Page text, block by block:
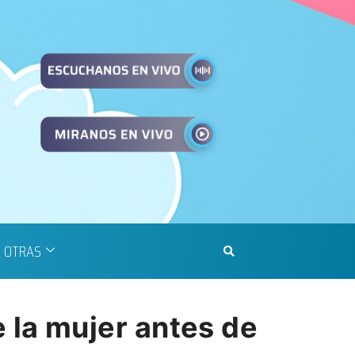
OTRAS
la mujer antes de